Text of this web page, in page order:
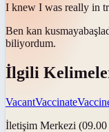
I knew I was really in
Ben kan kusmaya
biliyordum.
İlgili
VacantVaccinate
İletişim Merkezi